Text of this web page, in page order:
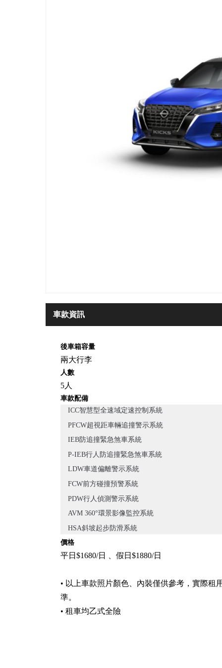
車款資訊
後車箱容量
兩大行李
人數
5人
車款配備
ICC智慧型全速域定速控制系統
PFCW超視距車輛追撞警示系統
IEB防追撞緊急煞車系統
P-IEB行人防追撞緊急煞車系統
LDW車道偏離警示系統
FCW前方碰撞預警系統
PDW行人偵測警示系統
AVM 360°環景影像監控系統
HSA斜坡起步防滑系統
價格
平日$1680/日 、假日$1880/日
• 以上車款照片顏色、內裝僅供參考，實際租
準。
• 租車均乙式全險